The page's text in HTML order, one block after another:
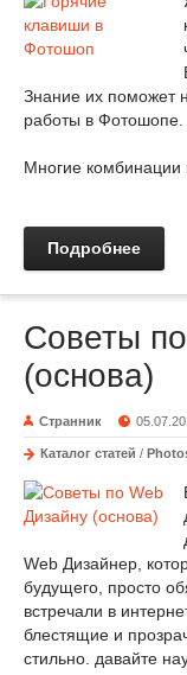
Знание их поможет
работы в Фотошопе.
Многие комбинации
Подробнее
Советы
(основа)
Странник
Каталог статей /
Web Дизайнер,
будущего, просто
встречали в
блестящие и
стильно. давайте